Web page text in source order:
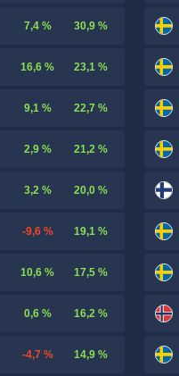
7,4 % 30,9 %
16,6 % 23,1 %
9,1 % 22,7 %
2,9 % 21,2 %
3,2 % 20,0 %
-9,6 % 19,1 %
10,6 % 17,5 %
0,6 % 16,2 %
-4,7 % 14,9 %